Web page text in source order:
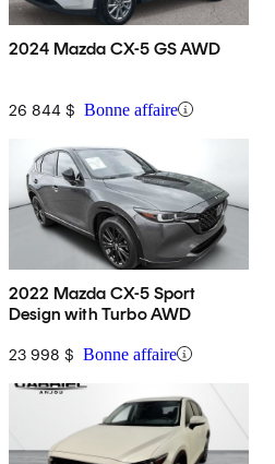
2024 Mazda CX-5 GS AWD
26 844 $ Bonne affaire
2022 Mazda CX-5 Sport
Design with Turbo AWD
23 998 $ Bonne affaire